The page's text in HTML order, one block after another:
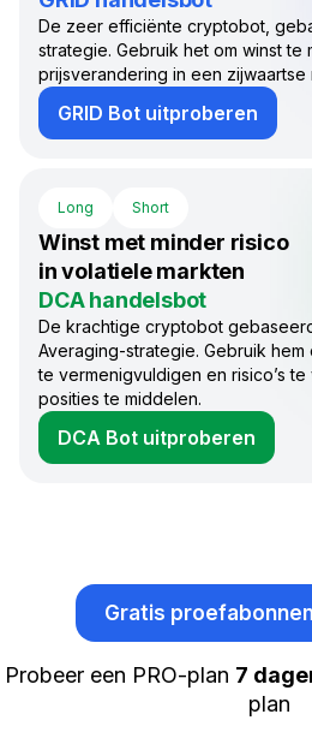
De zeer efficiënte cryptobot,
strategie. Gebruik het om winst te
prijsverandering in een zijwaartse
GRID Bot uitproberen
Long Short
Winst met minder risico
in volatiele markten
DCA handelsbot
De krachtige cryptobot
Averaging-strategie. Gebruik hem
te vermenigvuldigen en risico’s
posities te middelen.
DCA Bot uitproberen
Gratis
Probeer een PRO-plan 7
plan